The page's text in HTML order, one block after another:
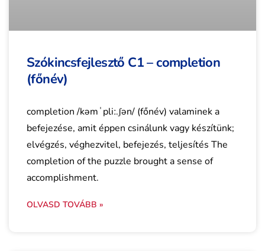
Szókincsfejlesztő C1 – completion
(főnév)
completion /kəmˈpliː.ʃən/ (főnév) valaminek a
befejezése, amit éppen csinálunk vagy készítünk;
elvégzés, véghezvitel, befejezés, teljesítés The
completion of the puzzle brought a sense of
accomplishment.
OLVASD TOVÁBB »